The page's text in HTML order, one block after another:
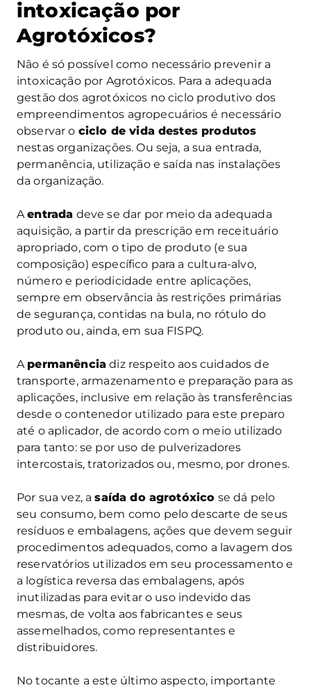
intoxicação por
Agrotóxicos?
Não é só possível como necessário prevenir a
intoxicação por Agrotóxicos. Para a adequada
gestão dos agrotóxicos no ciclo produtivo dos
empreendimentos agropecuários é necessário
observar o ciclo de vida destes produtos
nestas organizações. Ou seja, a sua entrada,
permanência, utilização e saída nas instalações
da organização.
Aentrada deve se dar por meio da adequada
aquisição, a partir da prescrição em receituário
apropriado, com o tipo de produto (e sua
composição) específico para a cultura-alvo,
número e periodicidade entre aplicações,
sempre em observância às restrições primárias
de segurança, contidas na bula, no rótulo do
produto ou, ainda, em sua FISPQ.
A permanência diz respeito aos cuidados de
transporte, armazenamento e preparação para as
aplicações, inclusive em relação às transferências
desde o contenedor utilizado para este preparo
até o aplicador, de acordo com o meio utilizado
para tanto: se por uso de pulverizadores
intercostais, tratorizados ou, mesmo, por drones.
Por sua vez, asaída do agrotóxico se dá pelo
seu consumo, bem como pelo descarte de seus
resíduos e embalagens, ações que devem seguir
procedimentos adequados, como a lavagem dos
reservatórios utilizados em seu processamento e
a logística reversa das embalagens, após
inutilizadas para evitar o uso indevido das
mesmas, de volta aos fabricantes e seus
assemelhados, como representantes e
distribuidores.
No tocante a este último aspecto, importante